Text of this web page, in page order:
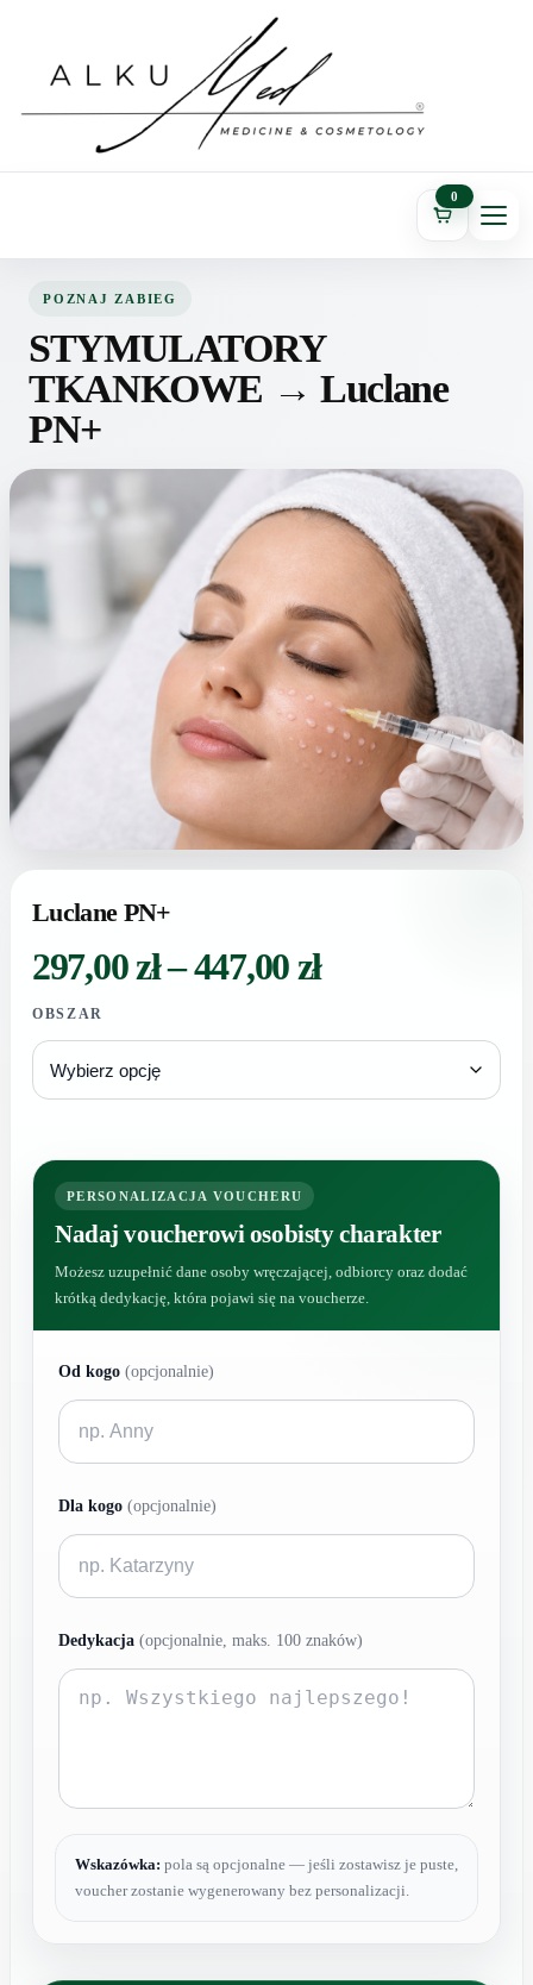
0
POZNAJ ZABIEG
STYMULATORY
TKANKOWE → Luclane
PN+
Luclane PN+
297,00zł–447,00 złZakres
od
447,00 zł
OBSZAR
PERSONALIZACJA VOUCHERU
Nadaj voucherowi osobisty charakter
Możesz uzupełnić dane osoby wręczającej, odbiorcy oraz dodać
krótką dedykację, która pojawi się na voucherze.
Od kogo (opcjonalnie)
Dla kogo (opcjonalnie)
Dedykacja (opcjonalnie, maks. 100 znaków)
Wskazówka: pola są opcjonalne — jeśli zostawisz je puste,
voucher zostanie wygenerowany bez personalizacji.